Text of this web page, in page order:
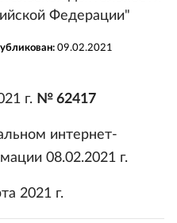
Федерации"
09.02.2021
г. № 62417
интернет-
08.02.2021 г.
2021 г.